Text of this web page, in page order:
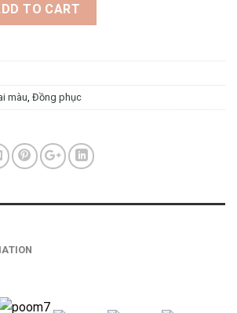
TO CART
màu Đồng phục